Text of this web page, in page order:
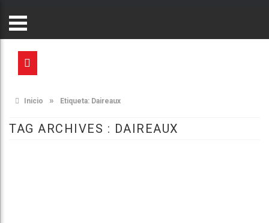
Inicio » Etiqueta: Daireaux
TAG ARCHIVES : DAIREAUX